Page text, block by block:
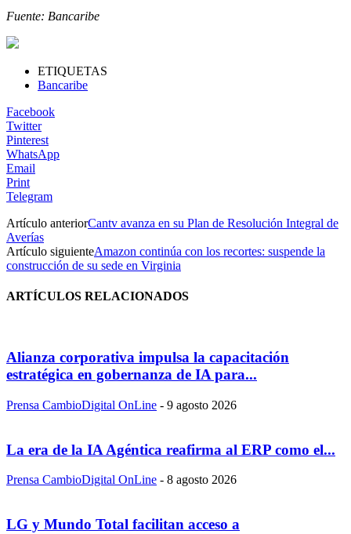
Fuente: Bancaribe
ETIQUETAS
Bancaribe
Facebook
Twitter
Pinterest
WhatsApp
Email
Print
Telegram
Artículo anteriorCantv avanza en su Plan de Resolución Integral de
Averías
Artículo siguienteAmazon continúa con los recortes: suspende la
construcción de su sede en Virginia
ARTÍCULOS RELACIONADOS
Alianza corporativa impulsa la capacitación
estratégica en gobernanza de IA para...
Prensa CambioDigital OnLine - 9 agosto 2026
La era de la IA Agéntica reafirma al ERP como el...
Prensa CambioDigital OnLine - 8 agosto 2026
LG y Mundo Total facilitan acceso a